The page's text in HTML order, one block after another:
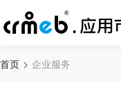
首页 企业服务